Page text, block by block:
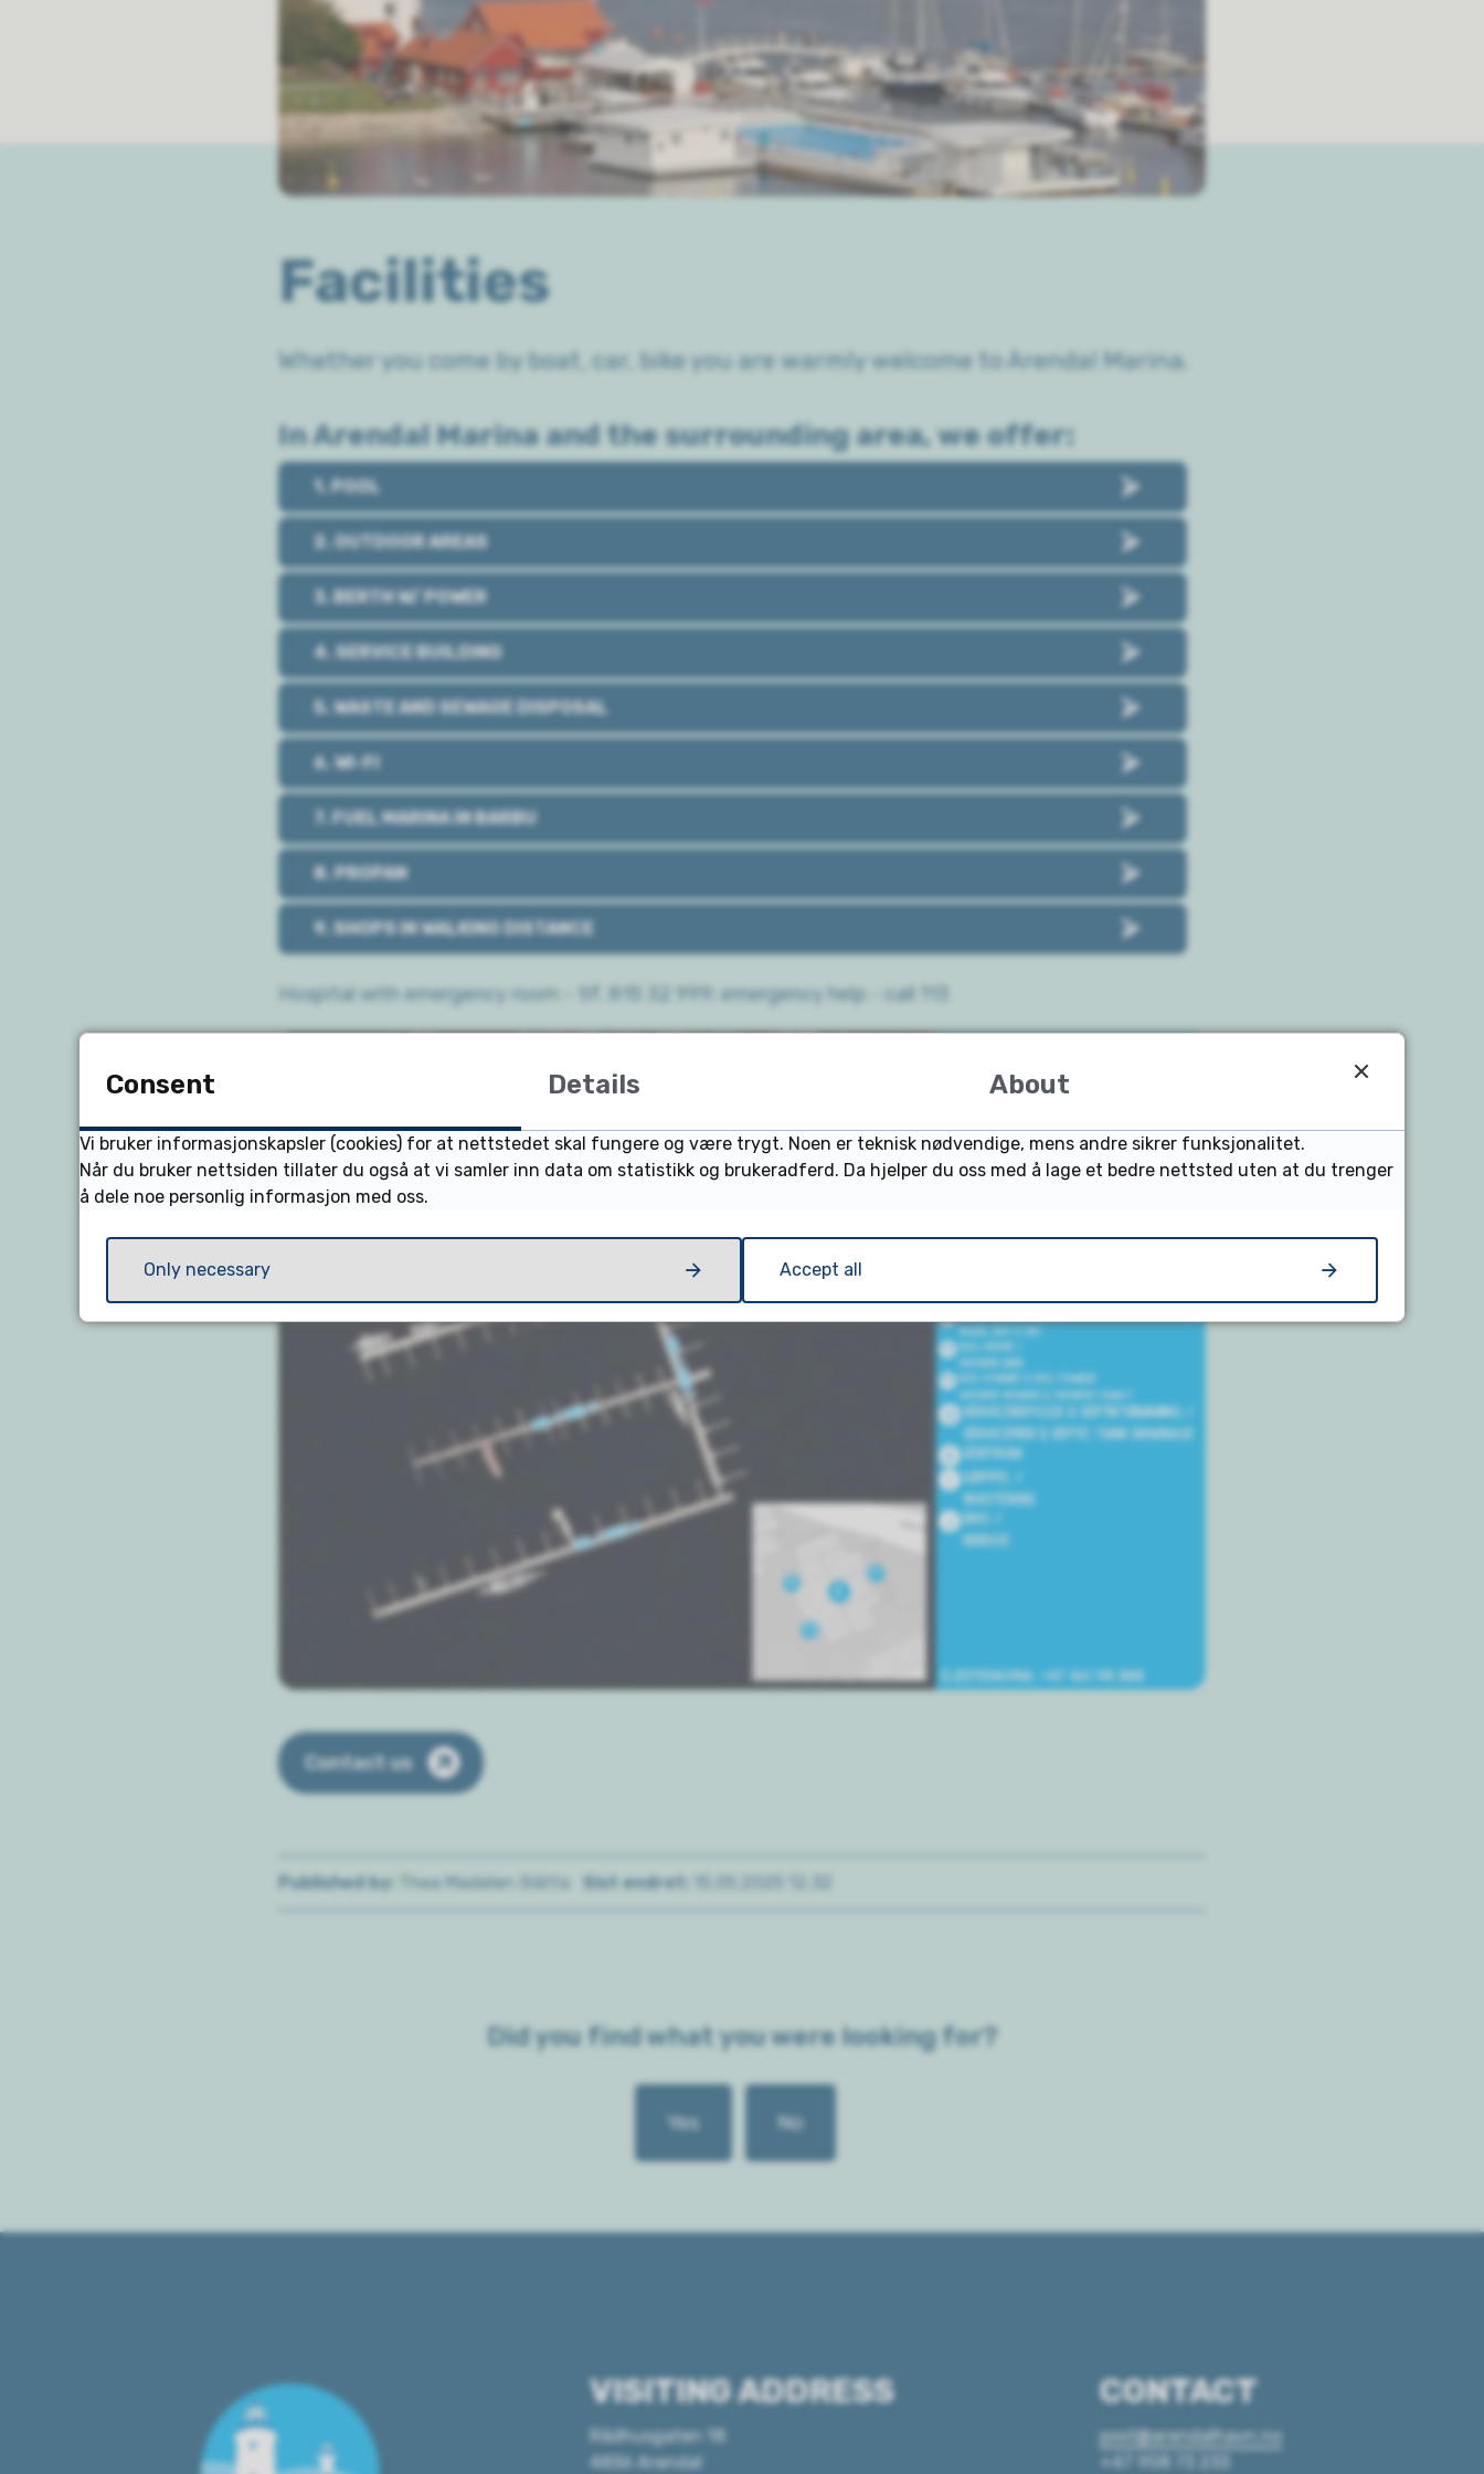
Facilities
Whether you come by boat, car, bike you are warmly welcome to Arendal Marina.
In Arendal Marina and the surrounding area, we offer:
1. POOL
2. OUTDOOR AREAS
3. BERTH W/ POWER
4. SERVICE BUILDING
5. WASTE AND SEWAGE DISPOSAL
6. WI-FI
7. FUEL MARINA IN BARBU
8. PROPAN
9. SHOPS IN WALKING DISTANCE
Hospital with emergency room - tlf. 815 32 999; emergency help - call 113
Contact us
Published by Thea Madelen Slåtta Sist endret
Did you find what you were looking for?
Yes No
VISITING ADDRESS
Rådhusgaten 18
4836 Arendal
CONTACT
post@arendalhavn.no
+47 908 73 233
Consent Details About
Vi bruker informasjonskapsler (cookies) for at nettstedet skal fungere og være trygt. Noen er teknisk nødvendige, mens andre sikrer funksjonalitet.
Når du bruker nettsiden tillater du også at vi samler inn data om statistikk og brukeradferd. Da hjelper du oss med å lage et bedre nettsted uten at du trenger
å dele noe personlig informasjon med oss.
Only necessary Accept all